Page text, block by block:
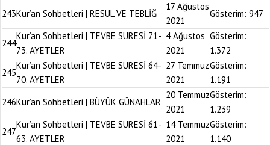
243Kur’an Sohbetleri | RESUL VE TEBLİĞ
17 Ağustos
2021
Gösterim: 947
244
Kur’an Sohbetleri | TEVBE SURESİ 71-
73. AYETLER
4 Ağustos
2021
Gösterim:
1.372
245
Kur’an Sohbetleri | TEVBE SURESİ 64-
70. AYETLER
27 Temmuz
2021
Gösterim:
1.191
246Kur’an Sohbetleri | BÜYÜK GÜNAHLAR
20 Temmuz
2021
Gösterim:
1.239
247
Kur’an Sohbetleri | TEVBE SURESİ 61-
63. AYETLER
14 Temmuz
2021
Gösterim:
1.140